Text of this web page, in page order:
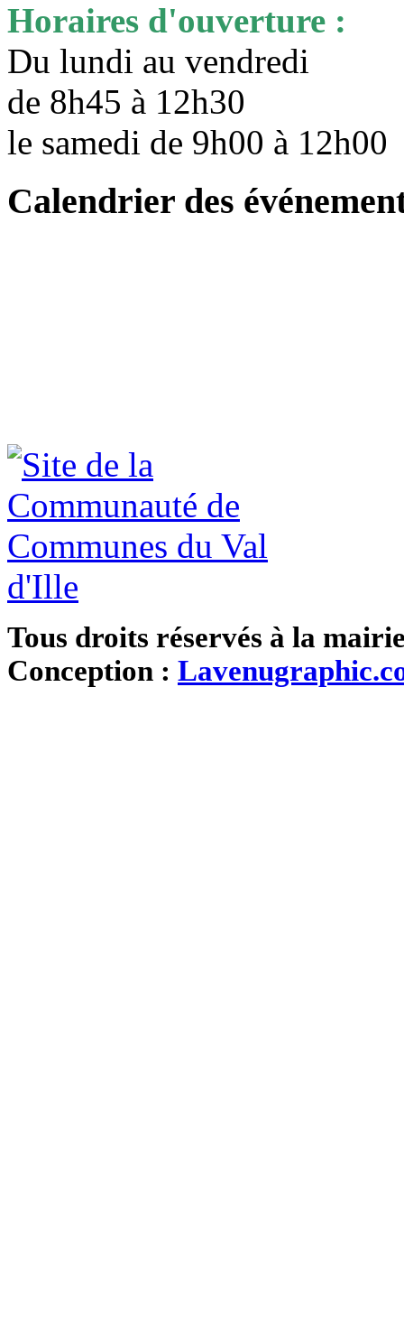
Horaires d'ouverture :
Du lundi au vendredi
de 8h45 à 12h30
le samedi de 9h00 à
Calendrier des
Tous droits réservés à la
Conception :